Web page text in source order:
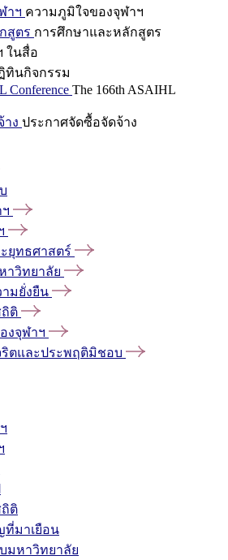
าฯ ความภูมิใจของจุฬาฯ
สูตร การศึกษาและหลักสูตร
ในสื่อ
ทินกิจกรรม
Conference The 166th ASAIHL
าง ประกาศจัดซื้อจัดจ้าง
ยุทธศาสตร์
วิทยาลัย
มยั่งยืน
ติ
งจุฬาฯ
ริตและประพฤติมิชอบ
ติ
มาเยือน
มหาวิทยาลัย